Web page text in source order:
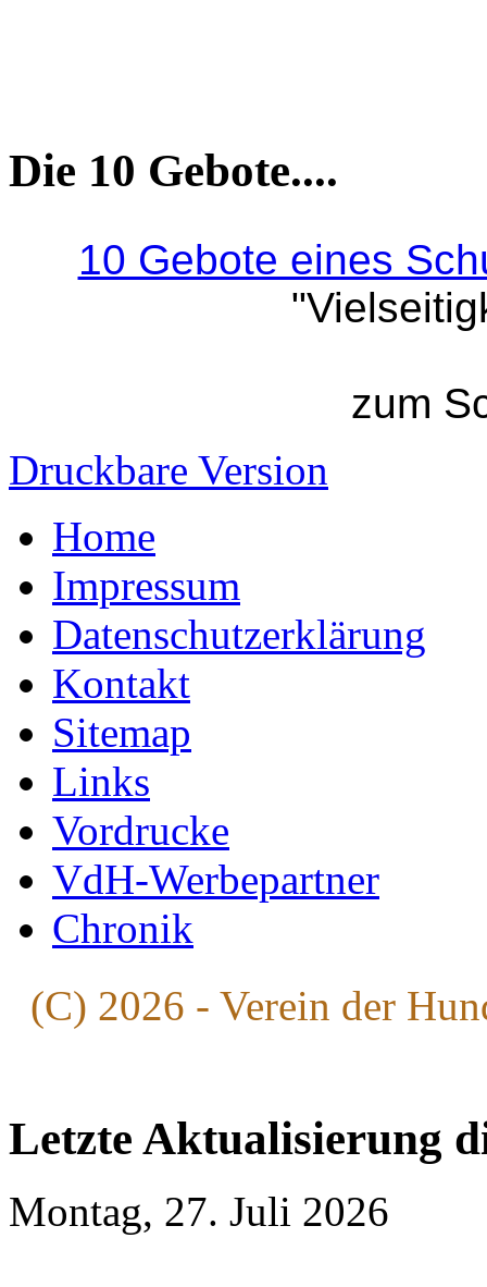
Die 10 Gebote....
10 Gebote eines
zum
Druckbare Version
Home
Impressum
Datenschutzerklärung
Kontakt
Sitemap
Links
Vordrucke
VdH-Werbepartner
Chronik
(C) 2026 - Verein der
Letzte Aktualisierung
Montag, 27. Juli 2026